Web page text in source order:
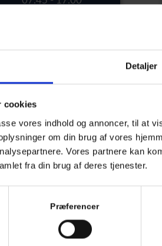
Detaljer
cookies
vores indhold og annoncer, til at
om din brug af vores
Vores partnere kan
fra din brug af deres tjenester.
Præferencer
07.45 - 17.00
07.45 - 16:00
07.45 - 14:30